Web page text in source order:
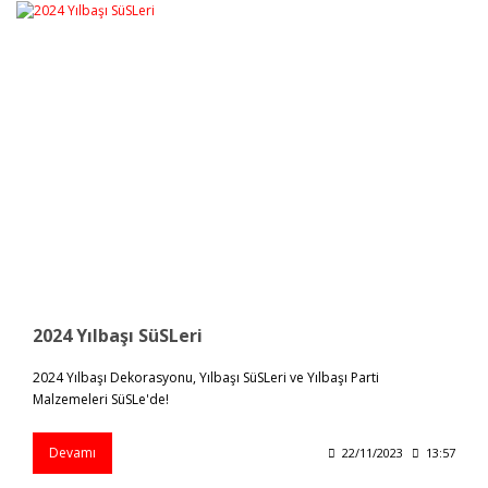
2024 Yılbaşı SüSLeri
2024 Yılbaşı Dekorasyonu, Yılbaşı SüSLeri ve Yılbaşı Parti
Malzemeleri SüSLe'de!
Devamı 22/11/2023 13:57